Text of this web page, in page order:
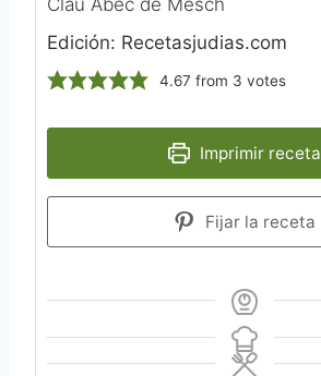
Edición: Recetasjudias.com
4.67 from 3 votes
Imprimir receta
Fijar la receta